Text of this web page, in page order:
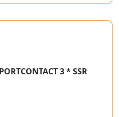
3 * SSR